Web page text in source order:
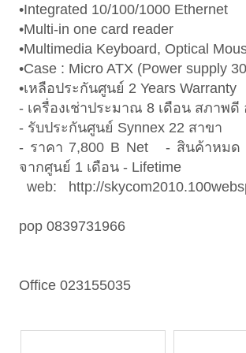
•Integrated 10/100/1000 Ethernet
•Multi-in one card reader
•Multimedia Keyboard, Optical
•Case : Micro ATX (Power supply
•เหลือประกันศูนย์ 2 Years Warranty
- เครื่องเช่าประมาณ 8 เดือน สภาพ
- รับประกันศูนย์ Synnex 22 สาขา
- ราคา 7,800 B Net - สินค้าหมด
จากศูนย์ 1 เดือน - Lifetime
web: http://
pop 0839731966
Office 023155035